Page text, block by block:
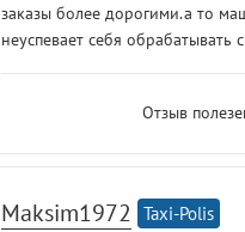
заказы более дорогими.а то
неуспевает себя обрабатывать
Отзыв
Maksim1972 Taxi-Polis